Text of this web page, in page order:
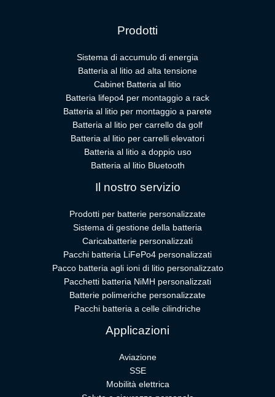
Prodotti
Sistema di accumulo di energia
Batteria al litio ad alta tensione
Cabinet Batteria al litio
Batteria lifepo4 per montaggio a rack
Batteria al litio per montaggio a parete
Batteria al litio per carrello da golf
Batteria al litio per carrelli elevatori
Batteria al litio a doppio uso
Batteria al litio Bluetooth
Il nostro servizio
Prodotti per batterie personalizzate
Sistema di gestione della batteria
Caricabatterie personalizzati
Pacchi batteria LiFePo4 personalizzati
Pacco batteria agli ioni di litio personalizzato
Pacchetti batteria NiMH personalizzati
Batterie polimeriche personalizzate
Pacchi batteria a celle cilindriche
Applicazioni
Aviazione
SSE
Mobilità elettrica